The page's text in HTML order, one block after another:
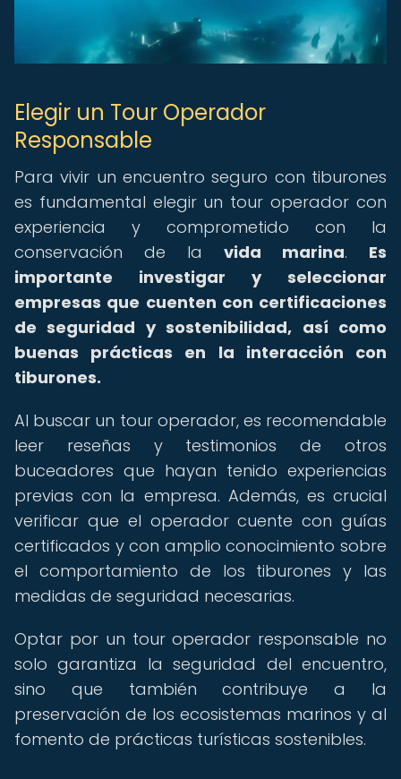
Elegir un Tour Operador
Responsable
Para vivir un encuentro seguro con tiburones
es fundamental elegir un tour operador con
experiencia y comprometido con la
conservación de la vida marina. Es
importante investigar y seleccionar
empresas que cuenten con certificaciones
de seguridad y sostenibilidad, así como
buenas prácticas en la interacción con
tiburones.
Al buscar un tour operador, es recomendable
leer reseñas y testimonios de otros
buceadores que hayan tenido experiencias
previas con la empresa. Además, es crucial
verificar que el operador cuente con guías
certificados y con amplio conocimiento sobre
el comportamiento de los tiburones y las
medidas de seguridad necesarias.
Optar por un tour operador responsable no
solo garantiza la seguridad del encuentro,
sino que también contribuye a la
preservación de los ecosistemas marinos y al
fomento de prácticas turísticas sostenibles.